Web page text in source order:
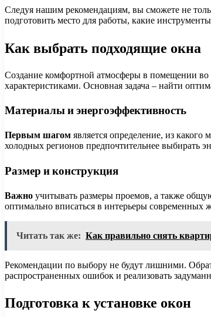
Следуя нашим рекомендациям, вы сможете не
подготовить место для работы, какие
Как выбрать подходящие окна
Создание комфортной атмосферы в помещении во
характеристиками. Основная задача – найти
Материалы и энергоэффективность
Первым шагом является определение, из
холодных регионов предпочтительнее выбирать
Размер и конструкция
Важно учитывать размеры проемов, а также
оптимально вписаться в интерьеры современных
Читать так же: Как правильно снять
Рекомендации по выбору не будут лишними.
распространенных ошибок и реализовать
Подготовка к установке окон